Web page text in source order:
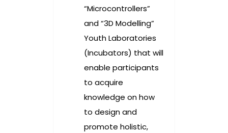
“Microcontrollers”
and “3D Modelling”
Youth Laboratories
(Incubators) that will
enable participants
to acquire
knowledge on how
to design and
promote holistic,